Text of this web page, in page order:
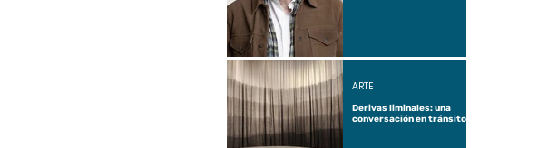
Derivas liminales: una
conversación en tránsito
ARTE